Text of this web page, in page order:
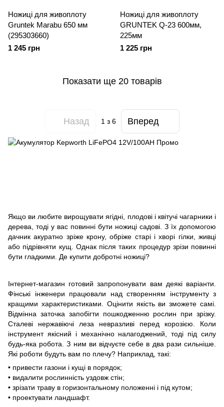
Ножиці для живоплоту
Gruntek Marabu 650 мм
(295303660)
1 245 грн
Ножиці для живоплоту
GRUNTEK Q-23 600мм,
225мм
1 225 грн
Показати ще 20 товарів
Назад 1 з 6 Вперед
Якщо ви любите вирощувати ягідні, плодові і квітучі чагарники і
дерева, тоді у вас повинні бути ножиці садові. З їх допомогою
дачник акуратно зріже крону, обріже старі і хворі гілки, живці
або підрівняти кущ. Однак після таких процедур зрізи повинні
бути гладкими. Де купити добротні ножиці?
Інтернет-магазин готовий запропонувати вам деякі варіанти.
Фінські інженери працювали над створенням інструменту з
кращими характеристиками. Оцінити якість ви зможете самі.
Відмінна заточка запобігти пошкодженню рослин при зрізку.
Сталеві нержавіючі леза невразливі перед корозією. Коли
інструмент якісний і механічно налагоджений, тоді під силу
будь-яка робота. З ним ви відчуєте себе в два рази сильніше.
Які роботи будуть вам по плечу? Наприклад, такі:
• привести газони і кущі в порядок;
• видалити рослинність уздовж стін;
• зрізати траву в горизонтальному положенні і під кутом;
• проектувати ландшафт.